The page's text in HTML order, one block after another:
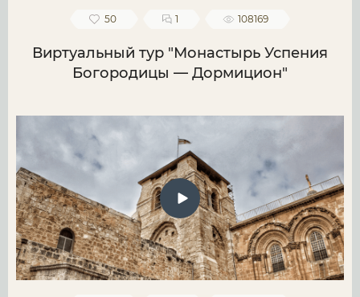
50 1 108169
Виртуальный тур "Монастырь Успения
Богородицы — Дормицион"